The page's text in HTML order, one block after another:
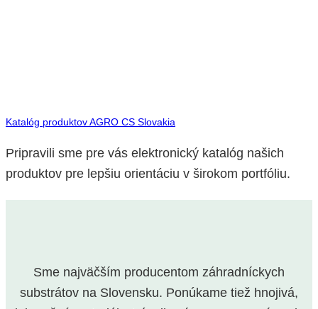
Katalóg produktov AGRO CS Slovakia
Pripravili sme pre vás elektronický katalóg našich
produktov pre lepšiu orientáciu v širokom portfóliu.
Sme najväčším producentom záhradníckych
substrátov na Slovensku. Ponúkame tiež hnojivá,